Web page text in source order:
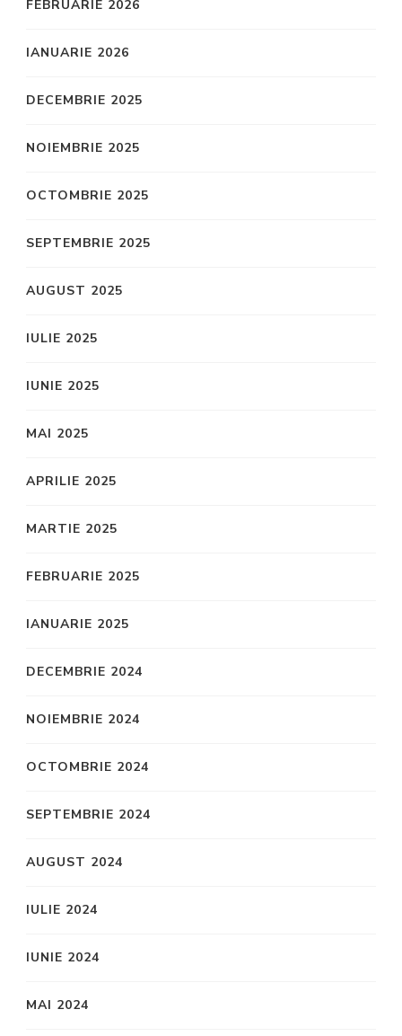
FEBRUARIE 2026
IANUARIE 2026
DECEMBRIE 2025
NOIEMBRIE 2025
OCTOMBRIE 2025
SEPTEMBRIE 2025
AUGUST 2025
IULIE 2025
IUNIE 2025
MAI 2025
APRILIE 2025
MARTIE 2025
FEBRUARIE 2025
IANUARIE 2025
DECEMBRIE 2024
NOIEMBRIE 2024
OCTOMBRIE 2024
SEPTEMBRIE 2024
AUGUST 2024
IULIE 2024
IUNIE 2024
MAI 2024